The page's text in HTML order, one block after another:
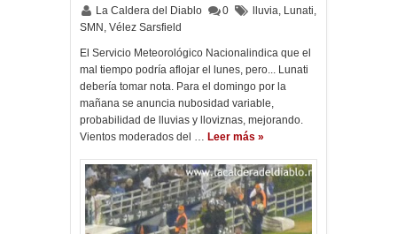
La Caldera del Diablo 0 lluvia, Lunati,
SMN , Vélez Sarsfield
El Servicio Meteorológico Nacionalindica que el
mal tiempo podría aflojar el lunes, pero... Lunati
debería tomar nota. Para el domingo por la
mañana se anuncia nubosidad variable,
probabilidad de lluvias y lloviznas, mejorando.
Vientos moderados del … Leer más »